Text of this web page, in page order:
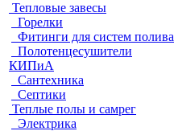
Тепловые завесы
Горелки
Фитинги для систем полива
Полотенцесушители
КИПиА
Сантехника
Септики
Теплые полы и самрег
Электрика